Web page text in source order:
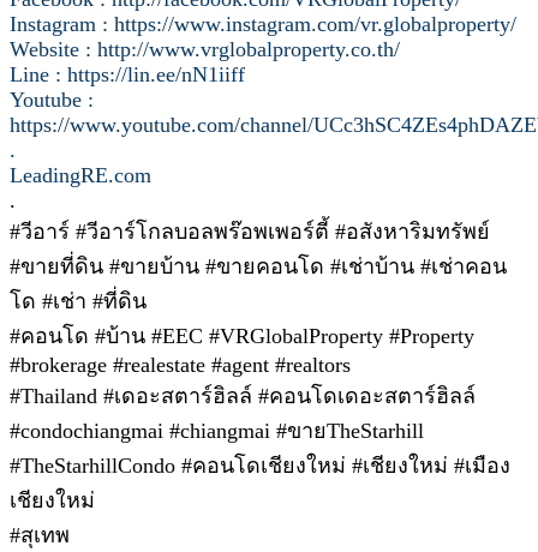
Instagram : https://www.instagram.com/vr.globalproperty/
Website : http://www.vrglobalproperty.co.th/
Line : https://lin.ee/nN1iiff
Youtube :
https://www.youtube.com/channel/
.
LeadingRE.com
.
#วีอาร์ #วีอาร์โกลบอลพร๊อพเพอร์ตี้ #อสังหาริมทรัพย์
#ขายที่ดิน #ขายบ้าน #ขายคอนโด #เช่าบ้าน #เช่าคอน
โด #เช่า #ที่ดิน
#คอนโด #บ้าน #EEC #VRGlobalProperty #Property
#brokerage #realestate #agent #realtors
#Thailand #เดอะสตาร์ฮิลล์ #คอนโดเดอะสตาร์ฮิลล์
#condochiangmai #chiangmai #ขายTheStarhill
#TheStarhillCondo #คอนโดเชียงใหม่ #เชียงใหม่ #เมือง
เชียงใหม่
#สุเทพ